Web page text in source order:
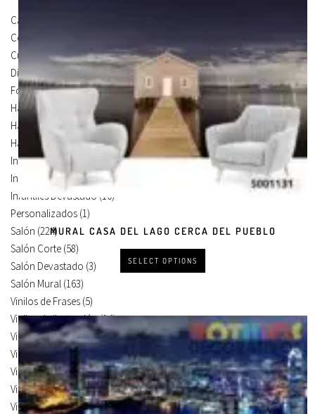
MURAL CASA DEL LAGO CERCA DEL PUEBLO
SELECT OPTIONS
Carteles Para Puertas
Cocina
Cuadros en Vinilos(105)
Diseños en Vinilo(8)
Foto Lienzo(51)
Habitación
Habitación Corte
(3)
Habitación Devastado(1)
Infantiles
Infantiles Corte (65)
Infantiles Devastado (10)
Personalizados (1)
Salón (224)
Salón Corte (58)
Salón Devastado (3)
Salón Mural (163)
Vinilos de Frases (5)
Vinilos de Ilustración(14)
Vinilos de Marcas(19)
Vinilos de Pegatinas
Vinilos Para Armarios(20)
Vinilos Para Coches(21)
Vinilos Para Frigorificos(11)